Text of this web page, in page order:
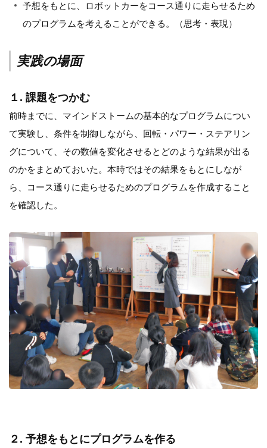
予想をもとに、ロボットカーをコース通りに走らせるため
のプログラムを考えることができる。（思考・表現）
実践の場面
１. 課題をつかむ
前時までに、マインドストームの基本的なプログラムについ
て実験し、条件を制御しながら、回転・パワー・ステアリン
グについて、その数値を変化させるとどのような結果が出る
のかをまとめておいた。本時ではその結果をもとにしなが
ら、コース通りに走らせるためのプログラムを作成すること
を確認した。
２. 予想をもとにプログラムを作る